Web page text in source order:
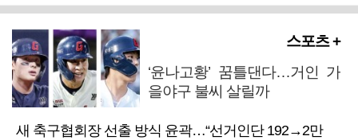
스포츠 +
‘윤나고황’ 꿈틀댄다…거인 가
을야구 불씨 살릴까
새 축구협회장 선출 방식 윤곽…“선거인단 192→2만